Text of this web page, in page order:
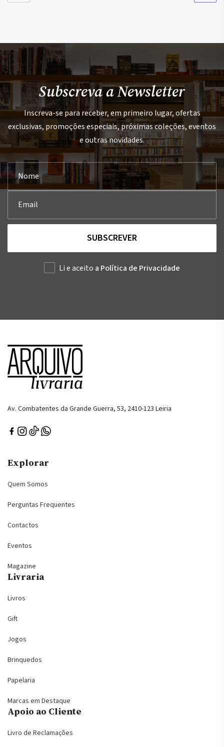
Subscreva a Newsletter
Inscreva-se para receber, em primeiro lugar, ofertas
exclusivas, promoções especiais, próximas coleções, eventos
e outras novidades.
SUBSCREVER
Li e aceito a Política de Privacidade
Av. Combatentes da Grande Guerra, 53, 2410-123 Leiria
Explorar
Quem Somos
Perguntas Frequentes
Contactos
Eventos
Magazine
Livraria
Livros
Gift
Jogos
Brinquedos
Papelaria
Marcas em Destaque
Apoio ao Cliente
Livro de Reclamações